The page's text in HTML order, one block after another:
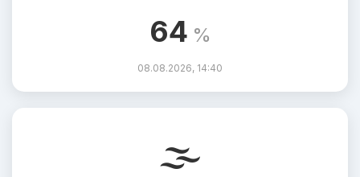
64 %
08.08.2026, 14:40
🌫️